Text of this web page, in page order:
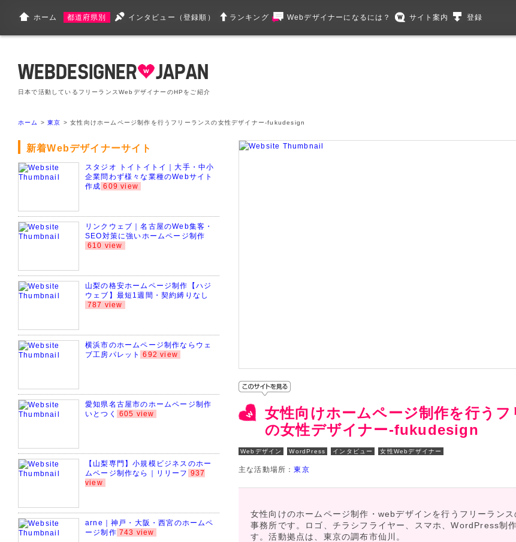
ホーム 都道府県別 インタビュー（登録順） ランキング Webデザイナーになるには？ サイト案内 登録
日本で活動しているフリーランスWebデザイナーのHPをご紹介
ホーム >東京 > 女性向けホームページ制作を行うフリーランスの女性デザイナー-fukudesign
女性向けホームページ制作を行うフ
の女性デザイナー-fukudesign
Webデザイン WordPress インタビュー 女性Webデザイナー
主な活動場所：東京
女性向けのホームページ制作・webデザインを行うフリーランス
事務所です。ロゴ、チラシフライヤー、スマホ、WordPress制
す。活動拠点は、東京の調布市仙川。
新着Webデザイナーサイト
スタジオ トイトイトイ｜大手・中小
企業問わず様々な業種のWebサイト
作成 609 view
リンクウェブ｜名古屋のWeb集客・
SEO対策に強いホームページ制作
610 view
山梨の格安ホームページ制作【ハジ
ウェブ】最短1週間・契約縛りなし
787 view
横浜市のホームページ制作ならウェ
ブ工房パレット
692 view
愛知県名古屋市のホームページ制作
いとつく
605 view
【山梨専門】小規模ビジネスのホー
ムページ制作なら｜リリーフ 937
view
arne｜神戸・大阪・西宮のホームペ
ージ制作 743 view